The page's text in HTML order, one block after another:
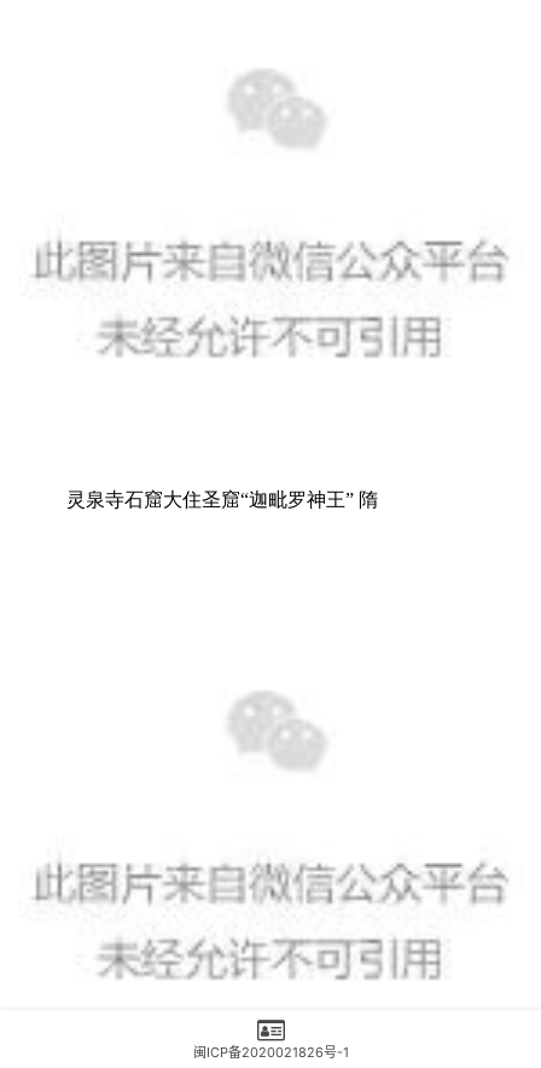
灵泉寺石窟大住圣窟“迦毗罗神王” 隋
闽ICP备2020021826号-1